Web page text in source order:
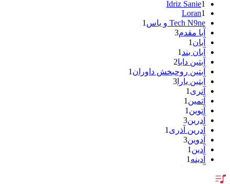
Idriz Sanie1
Loran1
Tech N9ne و یاس
1
آبا مقدم3
آبان 1
آبان بند 1
آبتین دابا2
آبتین روحبخش داوران 1
آبتین یارا 3
آتری 1
آتمین 1
آتوین 1
آدرین3
آدرین آذری 1
آدوین3
آدین 1
آدینه 1